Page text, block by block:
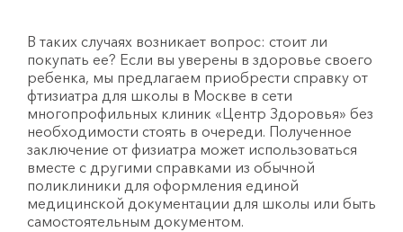
В таких случаях возникает вопрос: стоит ли
покупать ее? Если вы уверены в здоровье своего
ребенка, мы предлагаем приобрести справку от
фтизиатра для школы в Москве в сети
многопрофильных клиник «Центр Здоровья» без
необходимости стоять в очереди. Полученное
заключение от физиатра может использоваться
вместе с другими справками из обычной
поликлиники для оформления единой
медицинской документации для школы или быть
самостоятельным документом.